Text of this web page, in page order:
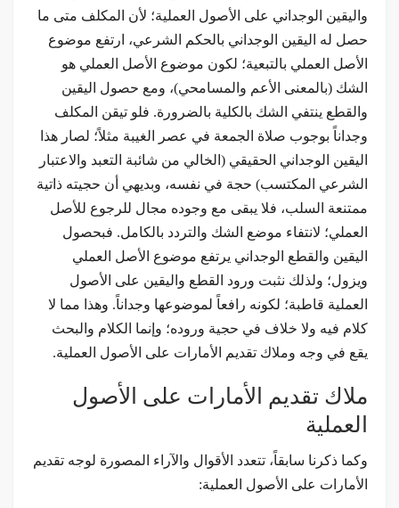
واليقين الوجداني على الأصول العملية؛ لأن المكلف متى ما
حصل له اليقين الوجداني بالحكم الشرعي، ارتفع موضوع
الأصل العملي بالتبعية؛ لكون موضوع الأصل العملي هو
الشك (بالمعنى الأعم والمسامحي)، ومع حصول اليقين
والقطع ينتفي الشك بالكلية بالضرورة. فلو تيقن المكلف
وجداناً بوجوب صلاة الجمعة في عصر الغيبة مثلاً؛ لصار هذا
اليقين الوجداني الحقيقي (الخالي من شائبة التعبد والاعتبار
الشرعي المكتسب) حجة في نفسه، وبديهي أن حجيته ذاتية
ممتنعة السلب، فلا يبقى مع وجوده مجال للرجوع للأصل
العملي؛ لانتفاء موضع الشك والتردد بالكامل. فبحصول
اليقين والقطع الوجداني يرتفع موضوع الأصل العملي
ويزول؛ ولذلك نثبت ورود القطع واليقين على الأصول
العملية قاطبة؛ لكونه رافعاً لموضوعها وجداناً. وهذا مما لا
كلام فيه ولا خلاف في حجية وروده؛ وإنما الكلام والبحث
يقع في وجه وملاك تقديم الأمارات على الأصول العملية.
ملاك تقديم الأمارات على الأصول
العملية
وكما ذكرنا سابقاً، تتعدد الأقوال والآراء المصورة لوجه تقديم
الأمارات على الأصول العملية: